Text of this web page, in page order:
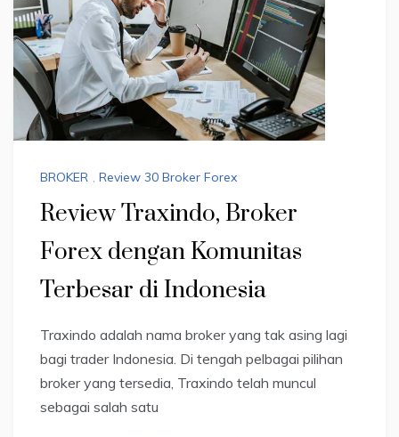
BROKER , Review 30 Broker Forex
Review Traxindo, Broker
Forex dengan Komunitas
Terbesar di Indonesia
Traxindo adalah nama broker yang tak asing lagi
bagi trader Indonesia. Di tengah pelbagai pilihan
broker yang tersedia, Traxindo telah muncul
sebagai salah satu